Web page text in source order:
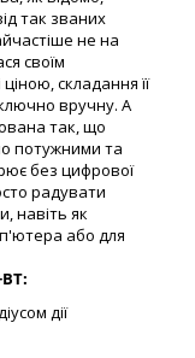
так званих
не на
своїм
складання її
вручну. А
так, що
потужними та
без цифрової
радувати
навіть як
або для
дії